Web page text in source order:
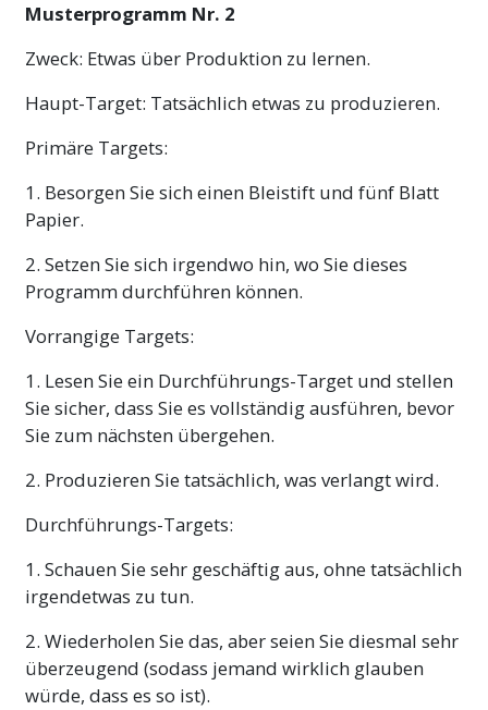
Musterprogramm Nr. 2
Zweck: Etwas über Produktion zu lernen.
Haupt-Target: Tatsächlich etwas zu produzieren.
Primäre Targets:
1. Besorgen Sie sich einen Bleistift und fünf Blatt
Papier.
2. Setzen Sie sich irgendwo hin, wo Sie dieses
Programm durchführen können.
Vorrangige Targets:
1. Lesen Sie ein Durchführungs-Target und stellen
Sie sicher, dass Sie es vollständig ausführen, bevor
Sie zum nächsten übergehen.
2. Produzieren Sie tatsächlich, was verlangt wird.
Durchführungs-Targets:
1. Schauen Sie sehr geschäftig aus, ohne tatsächlich
irgendetwas zu tun.
2. Wiederholen Sie das, aber seien Sie diesmal sehr
überzeugend (sodass jemand wirklich glauben
würde, dass es so ist).